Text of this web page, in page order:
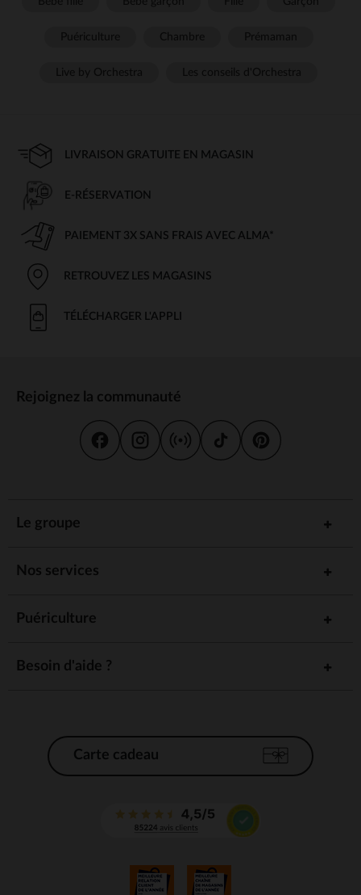
LIVRAISON GRATUITE EN MAGASIN
E-RÉSERVATION
PAIEMENT 3X SANS FRAIS AVEC ALMA*
RETROUVEZ LES MAGASINS
TÉLÉCHARGER L'APPLI
Rejoignez la communauté
Le groupe
Nos services
Puériculture
Besoin d'aide ?
Carte cadeau